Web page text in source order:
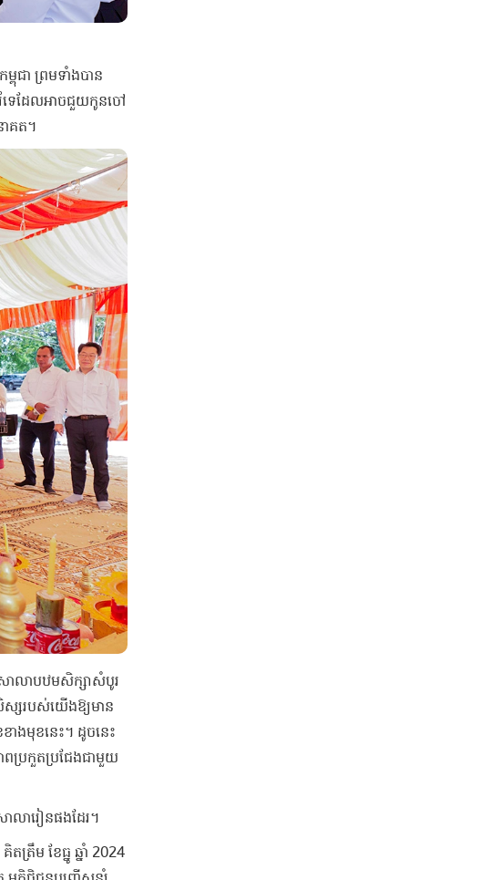
ពុជា ព្រមទាំងបាន
ទេដែលអាចជួយកូនចៅ
ាគត។
ាលាបឋមសិក្សាសំបូរ
ស្សរបស់យើងឱ្យមាន
ាងមុខនេះ។ ដូចនេះ
ពប្រកួតប្រជែងជាមួយ
លារៀនផងដែរ។
ត្រឹម ខែធ្នូ ឆ្នាំ 2024